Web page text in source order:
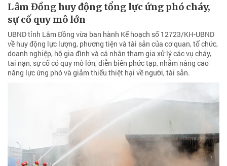
Lâm Đồng huy động tổng lực ứng phó cháy,
sự cố quy mô lớn
UBND tỉnh Lâm Đồng vừa ban hành Kế hoạch số 12723/KH-UBND
về huy động lực lượng, phương tiện và tài sản của cơ quan, tổ chức,
doanh nghiệp, hộ gia đình và cá nhân tham gia xử lý các vụ cháy,
tai nạn, sự cố có quy mô lớn, diễn biến phức tạp, nhằm nâng cao
năng lực ứng phó và giảm thiểu thiệt hại về người, tài sản.